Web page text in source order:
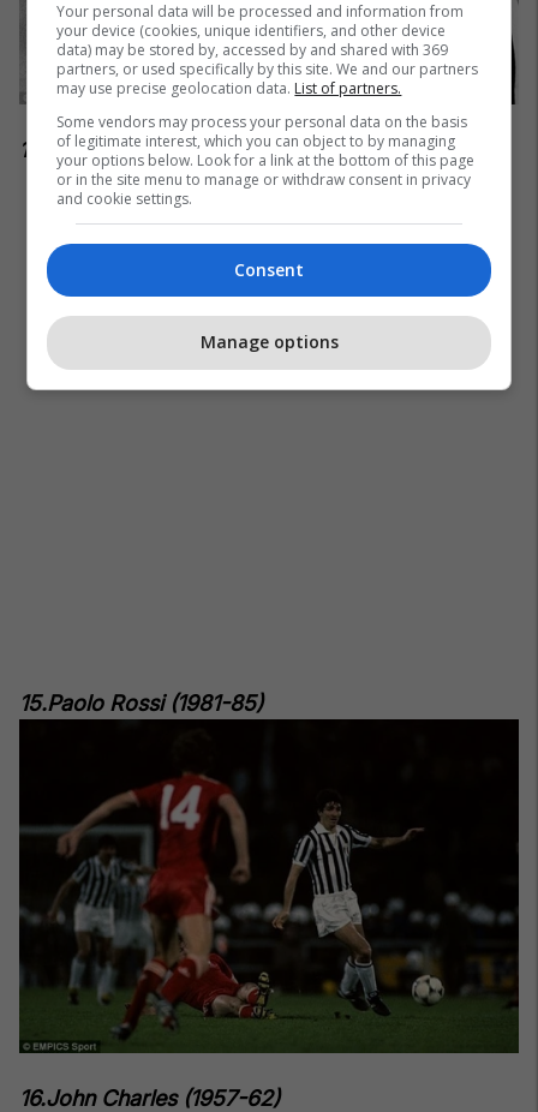
14.Marco Tardelli (1975-85)
15.Paolo Rossi (1981-85)
16.John Charles (1957-62)
Your personal data will be processed and information from
your device (cookies, unique identifiers, and other device
data) may be stored by, accessed by and shared with 369
partners, or used specifically by this site. We and our partners
may use precise geolocation data. List of partners.
Some vendors may process your personal data on the basis
of legitimate interest, which you can object to by managing
your options below. Look for a link at the bottom of this page
or in the site menu to manage or withdraw consent in privacy
and cookie settings.
Consent
Manage options